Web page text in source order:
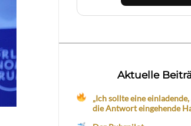
Aktuelle
„Ich sollte eine
die Antwort eingehende